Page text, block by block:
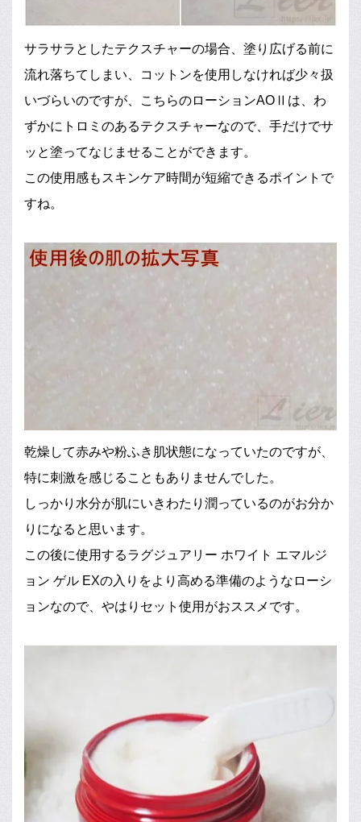
サラサラとしたテクスチャーの場合、塗り広げる前に
流れ落ちてしまい、コットンを使用しなければ少々扱
いづらいのですが、こちらのローションAOⅡは、わ
ずかにトロミのあるテクスチャーなので、手だけでサ
ッと塗ってなじませることができます。
この使用感もスキンケア時間が短縮できるポイントで
すね。
乾燥して赤みや粉ふき肌状態になっていたのですが、
特に刺激を感じることもありませんでした。
しっかり水分が肌にいきわたり潤っているのがお分か
りになると思います。
この後に使用するラグジュアリー ホワイト エマルジ
ョン ゲル EXの入りをより高める準備のようなローシ
ョンなので、やはりセット使用がおススメです。